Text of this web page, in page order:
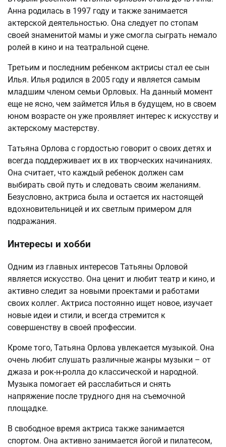
Анна родилась в 1997 году и также занимается
актерской деятельностью. Она следует по стопам
своей знаменитой мамы и уже смогла сыграть немало
ролей в кино и на театральной сцене.
Третьим и последним ребенком актрисы стал ее сын
Илья. Илья родился в 2005 году и является самым
младшим членом семьи Орловых. На данный момент
еще не ясно, чем займется Илья в будущем, но в своем
юном возрасте он уже проявляет интерес к искусству и
актерскому мастерству.
Татьяна Орлова с гордостью говорит о своих детях и
всегда поддерживает их в их творческих начинаниях.
Она считает, что каждый ребенок должен сам
выбирать свой путь и следовать своим желаниям.
Безусловно, актриса была и остается их настоящей
вдохновительницей и их светлым примером для
подражания.
Интересы и хобби
Одним из главных интересов Татьяны Орловой
является искусство. Она ценит и любит театр и кино, и
активно следит за новыми проектами и работами
своих коллег. Актриса постоянно ищет новое, изучает
новые идеи и стили, и всегда стремится к
совершенству в своей профессии.
Кроме того, Татьяна Орлова увлекается музыкой. Она
очень любит слушать различные жанры музыки – от
джаза и рок-н-ролла до классической и народной.
Музыка помогает ей расслабиться и снять
напряжение после трудного дня на съемочной
площадке.
В свободное время актриса также занимается
спортом. Она активно занимается йогой и пилатесом,